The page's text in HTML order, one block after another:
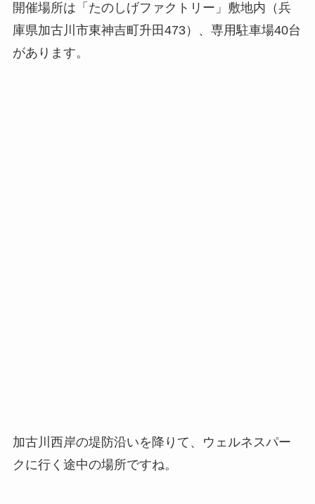
開催場所は「たのしげファクトリー」敷地内（兵
庫県加古川市東神吉町升田473）、専用駐車場40台
があります。
加古川西岸の堤防沿いを降りて、ウェルネスパー
クに行く途中の場所ですね。